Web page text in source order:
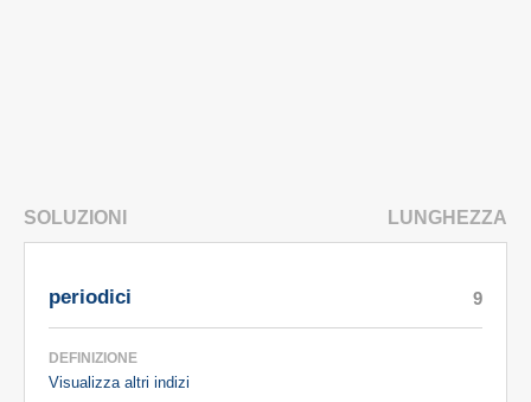
SOLUZIONI LUNGHEZZA
periodici
DEFINIZIONE
Visualizza altri indizi
9